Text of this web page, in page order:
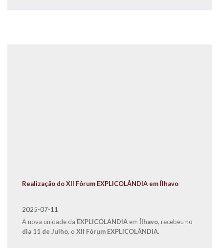
Realização do XII Fórum EXPLICOLÂNDIA em Ílhavo
2025-07-11
A nova unidade da EXPLICOLANDIA em Ílhavo, recebeu no
dia 11 de Julho, o XII Fórum EXPLICOLÂNDIA.